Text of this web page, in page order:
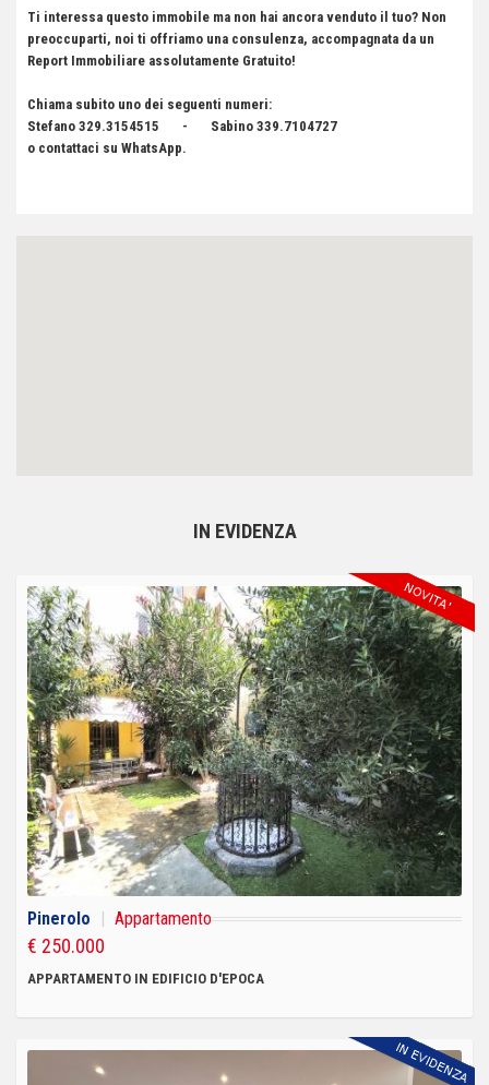
Ti interessa questo immobile ma non hai ancora venduto il tuo? Non
preoccuparti, noi ti offriamo una consulenza, accompagnata da un
Report Immobiliare assolutamente Gratuito!
Chiama subito uno dei seguenti numeri:
Stefano 329.3154515 - Sabino 339.7104727
o contattaci su WhatsApp.
IN EVIDENZA
Pinerolo | Appartamento
€ 250.000
APPARTAMENTO IN EDIFICIO D'EPOCA